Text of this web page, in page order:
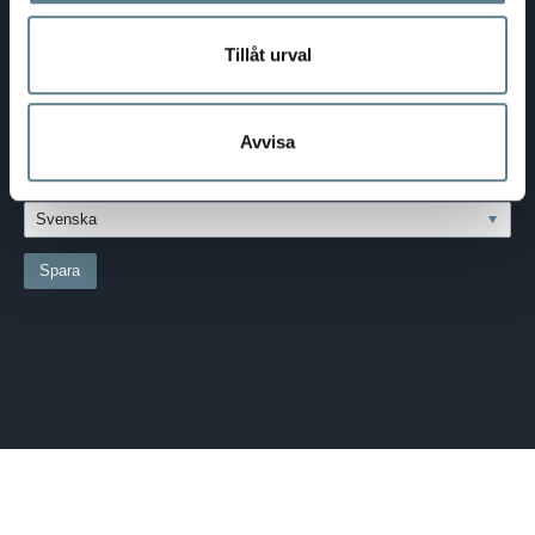
Tillåt urval
Avvisa